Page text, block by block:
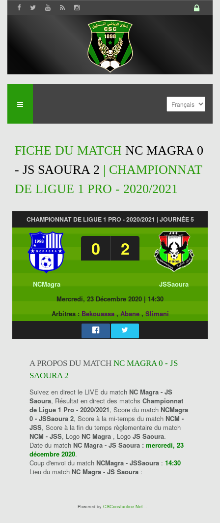
FICHE DU MATCH NC MAGRA 0
- JS SAOURA 2 | CHAMPIONNAT
DE LIGUE 1 PRO - 2020/2021
CHAMPIONNAT DE LIGUE 1 PRO - 2020/2021 | JOURNÉE 5
0 2
NCMagra
JSSaoura
Mercredi, 23 Décembre 2020 | 14:30
Arbitres : Bekouassa, Abane, Slimani
A PROPOS DU MATCH NC MAGRA 0 - JS
SAOURA 2
Suivez en direct le LIVE du match NC Magra - JS
Saoura, Résultat en direct des matchs Championnat
de Ligue 1 Pro - 2020/2021, Score du match NCMagra
0 - JSSaoura 2, Score à la mi-temps du match NCM -
JSS, Score à la fin du temps règlementaire du match
NCM - JSS, Logo NC Magra , Logo JS Saoura.
Date du match NC Magra - JS Saoura : mercredi, 23
décembre 2020.
Coup d'envoi du match NCMagra - JSSaoura : 14:30
Lieu du match NC Magra - JS Saoura :
:: Powered by CSConstantine.Net::